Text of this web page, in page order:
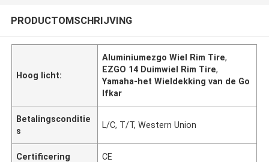
PRODUCTOMSCHRIJVING
Hoog licht:
Aluminiumezgo Wiel Rim Tire,
EZGO 14 Duimwiel Rim Tire,
Yamaha-het Wieldekking van de Go
lfkar
Betalingsconditie
s
L/C, T/T, Western Union
Certificering CE